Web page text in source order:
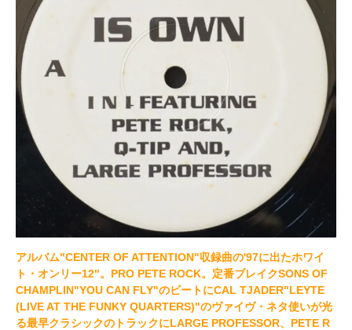
アルバム"CENTER OF ATTENTION"収録曲の'97に出たホワイ
ト・オンリー12"。PRO PETE ROCK。定番ブレイクSONS OF
CHAMPLIN"YOU CAN FLY"のビートにCAL TJADER"LEYTE
(LIVE AT THE FUNKY QUARTERS)"のヴァイヴ・ネタ使いが光
る最早クラシックのトラックにLARGE PROFESSOR、PETE R